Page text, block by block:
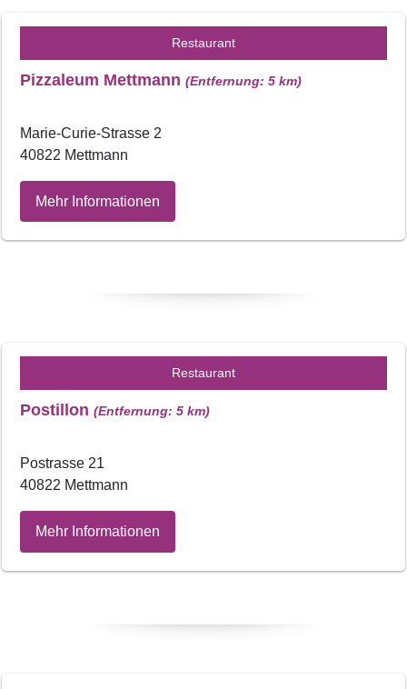
Restaurant
Pizzaleum Mettmann (Entfernung: 5 km)
Marie-Curie-Strasse 2
40822 Mettmann
Mehr Informationen
Restaurant
Postillon (Entfernung: 5 km)
Postrasse 21
40822 Mettmann
Mehr Informationen